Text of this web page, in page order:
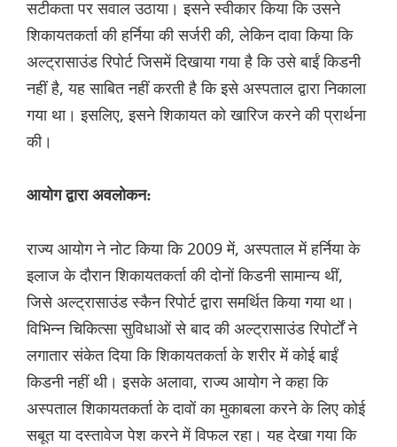
सटीकता पर सवाल उठाया। इसने स्वीकार किया कि उसने
शिकायतकर्ता की हर्निया की सर्जरी की, लेकिन दावा किया कि
अल्ट्रासाउंड रिपोर्ट जिसमें दिखाया गया है कि उसे बाईं किडनी
नहीं है, यह साबित नहीं करती है कि इसे अस्पताल द्वारा निकाला
गया था। इसलिए, इसने शिकायत को खारिज करने की प्रार्थना
की।
आयोग द्वारा अवलोकन:
राज्य आयोग ने नोट किया कि 2009 में, अस्पताल में हर्निया के
इलाज के दौरान शिकायतकर्ता की दोनों किडनी सामान्य थीं,
जिसे अल्ट्रासाउंड स्कैन रिपोर्ट द्वारा समर्थित किया गया था।
विभिन्न चिकित्सा सुविधाओं से बाद की अल्ट्रासाउंड रिपोर्टों ने
लगातार संकेत दिया कि शिकायतकर्ता के शरीर में कोई बाईं
किडनी नहीं थी। इसके अलावा, राज्य आयोग ने कहा कि
अस्पताल शिकायतकर्ता के दावों का मुकाबला करने के लिए कोई
सबूत या दस्तावेज पेश करने में विफल रहा। यह देखा गया कि